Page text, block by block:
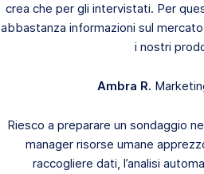
crea che per gli intervistati. Per
abbastanza informazioni sul
i nostri
Ambra R.
Riesco a preparare un sondaggio
manager risorse umane
raccogliere dati, l’analisi